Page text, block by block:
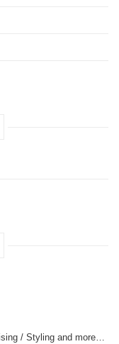
/ Styling and more…